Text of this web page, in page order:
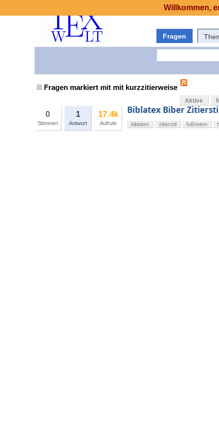
Fragen
Fragen markiert mit mit kurzzitierweise
Aktive
0
Stimmen
1
Antwort
17.4k
Aufrufe
Biblatex Biber
biblatex zitierstil fußnoten
Willkommen,